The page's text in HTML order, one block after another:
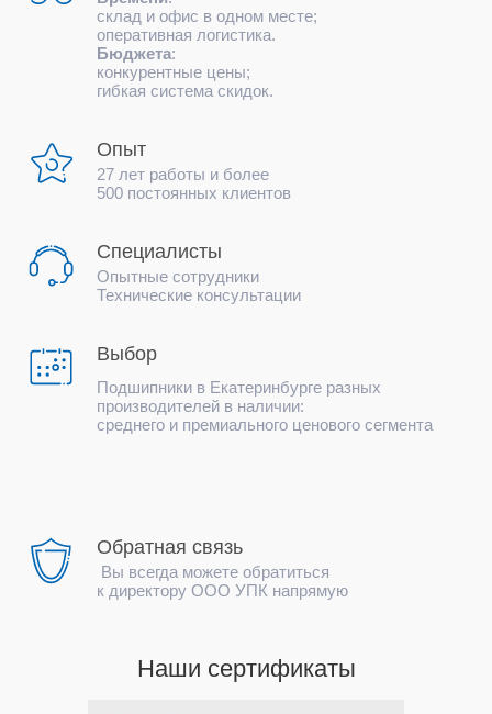
склад и офис в одном месте;
оперативная логистика.
Бюджета:
конкурентные цены;
гибкая система скидок.
Опыт
27 лет работы и более
500 постоянных клиентов
Специалисты
Опытные сотрудники
Технические консультации
Выбор
Подшипники в Екатеринбурге разных
производителей в наличии:
среднего и премиального ценового сегмента
Обратная связь
Вы всегда можете обратиться
к директору ООО УПК напрямую
Наши сертификаты